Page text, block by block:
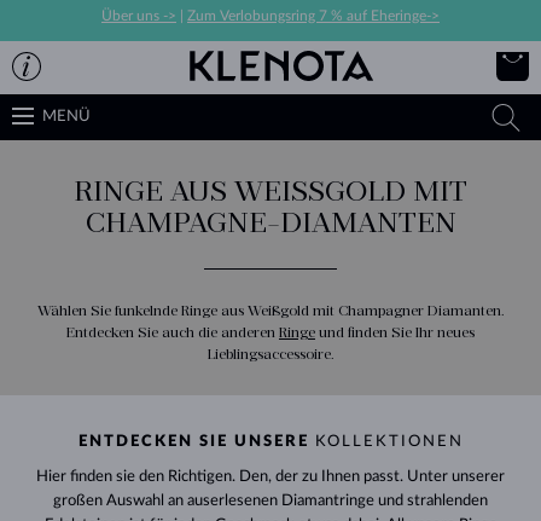
Über uns -> Zum Verlobungsring 7 % auf Eheringe->
MENÜ
RINGE AUS WEISSGOLD MIT C
HAMPAGNE-DIAMANTEN
Wählen Sie funkelnde Ringe aus Weißgold mit Champagner Diamanten.
Entdecken Sie auch die anderen Ringe und finden Sie Ihr neues
Lieblingsaccessoire.
ENTDECKEN SIE UNSERE KOLLEKTIONEN
Hier finden sie den Richtigen. Den, der zu Ihnen passt. Unter unserer
großen Auswahl an auserlesenen Diamantringe und strahlenden